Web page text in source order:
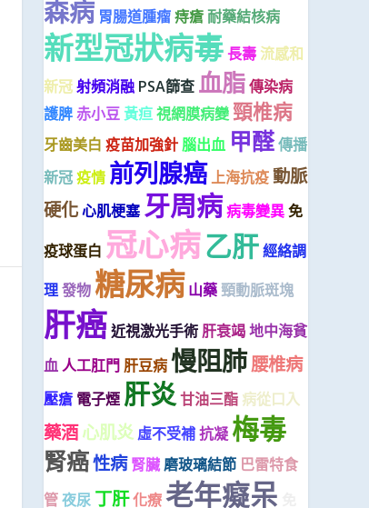
森病 胃腸道腫瘤痔瘡耐藥結核病
新型冠狀病毒長壽 流感和
新冠射頻消融 PSA篩查 血脂傳染病
護脾赤小豆黃疸視網膜病變 頸椎病
牙齒美白 疫苗加強針腦出血 甲醛傳播
新冠疫情 前列腺癌上海抗疫動脈
硬化心肌梗塞 牙周病病毒變異免
疫球蛋白 冠心病乙肝經絡調
理發物 糖尿病 山藥 頸動脈斑塊
肝癌近視激光手術 肝衰竭地中海貧
血人工肛門 肝豆病慢阻肺腰椎病
壓瘡 電子煙 肝炎甘油三酯 病從口入
藥酒心肌炎 虛不受補抗凝 梅毒
腎癌性病 腎臟磨玻璃結節 巴雷特食
管夜尿 丁肝化療老年癡呆